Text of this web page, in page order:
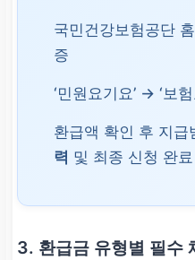
국민건강보험공단
증
‘민원요기요’ → ‘보
환급액 확인 후 지급
력 및 최종 신청 완료
3. 환급금 유형별 필수